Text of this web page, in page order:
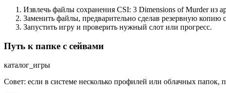
Извлечь файлы сохранения CSI: 3 Dimensions of Murder из
Заменить файлы, предварительно сделав резервную копию
Запустить игру и проверить нужный слот или прогресс.
Путь к папке с сейвами
каталог_игры
Совет: если в системе несколько профилей или облачных